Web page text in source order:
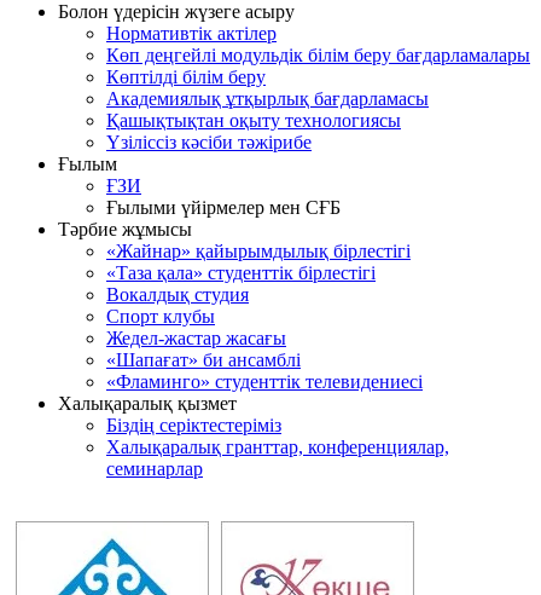
Болон үдерісін жүзеге асыру
Нормативтік актілер
Көп деңгейлі модульдік білім беру бағдарламалары
Көптілді білім беру
Академиялық ұтқырлық бағдарламасы
Қашықтықтан оқыту технологиясы
Үзіліссіз кәсіби тәжірибе
Ғылым
ҒЗИ
Ғылыми үйірмелер мен СҒБ
Тәрбие жұмысы
«Жайнар» қайырымдылық бірлестігі
«Таза қала» студенттік бірлестігі
Вокалдық студия
Спорт клубы
Жедел-жастар жасағы
«Шапағат» би ансамблі
«Фламинго» студенттік телевидениесі
Халықаралық қызмет
Біздің серіктестеріміз
Халықаралық гранттар, конференциялар,
семинарлар